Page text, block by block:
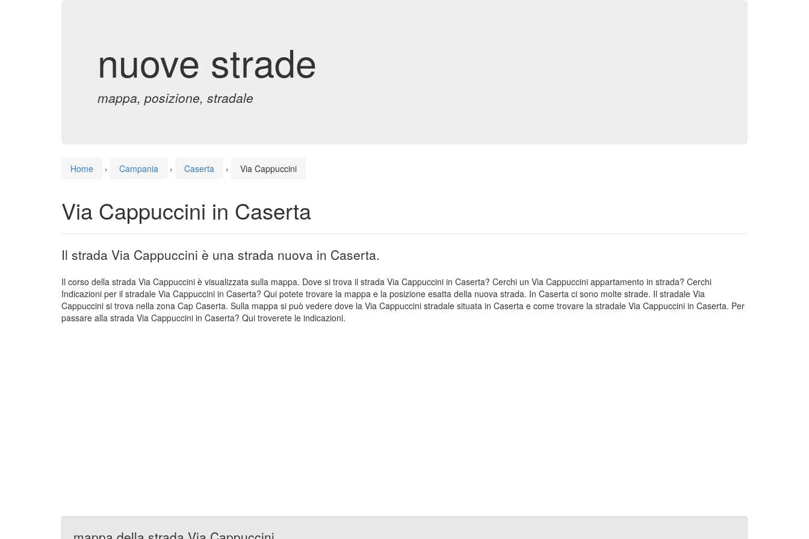
nuove strade
mappa, posizione, stradale
Home › Campania › Caserta › Via Cappuccini
Via Cappuccini in Caserta
Il strada Via Cappuccini è una strada nuova in Caserta.
Il corso della strada Via Cappuccini è visualizzata sulla mappa. Dove si trova il strada Via Cappuccini in Caserta? Cerchi un Via Cappuccini appartamento in strada? Cerchi
Indicazioni per il stradale Via Cappuccini in Caserta? Qui potete trovare la mappa e la posizione esatta della nuova strada. In Caserta ci sono molte strade. Il stradale Via
Cappuccini si trova nella zona Cap Caserta. Sulla mappa si può vedere dove la Via Cappuccini stradale situata in Caserta e come trovare la stradale Via Cappuccini in Caserta. Per
passare alla strada Via Cappuccini in Caserta? Qui troverete le indicazioni.